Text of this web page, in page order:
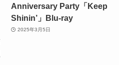
Anniversary Party「Keep
Shinin’」Blu-ray
2025年3月5日